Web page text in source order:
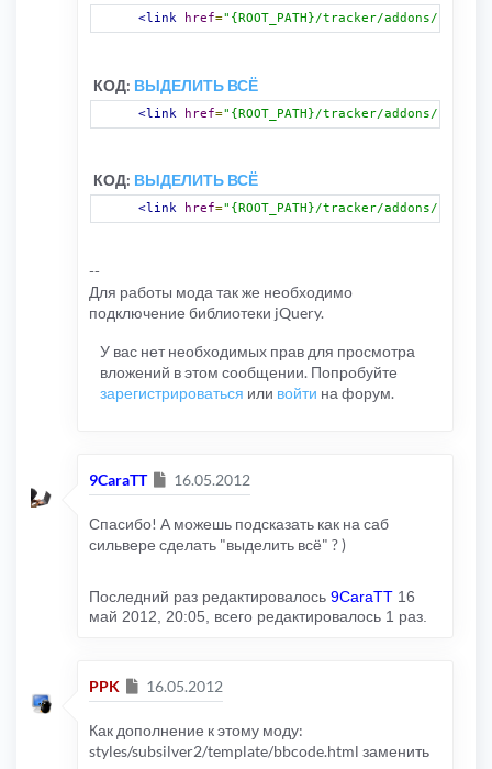
<link href="{ROOT_PATH}/tracker/addons/
КОД: ВЫДЕЛИТЬ ВСЁ
<link href="{ROOT_PATH}/tracker/addons/
КОД: ВЫДЕЛИТЬ ВСЁ
<link href="{ROOT_PATH}/tracker/addons/css/
--
Для работы мода так же необходимо
подключение библиотеки jQuery.
У вас нет необходимых прав для просмотра
вложений в этом сообщении. Попробуйте
зарегистрироваться или войти на форум.
9CaraTT Сообщение
16.05.2012
Спасибо! А можешь подсказать как на саб
сильвере сделать "выделить всё" ? )
Последний раз редактировалось 9CaraTT 16
май 2012, 20:05, всего редактировалось 1 раз.
PPK Сообщение
16.05.2012
Как дополнение к этому моду:
styles/subsilver2/template/bbcode.html заменить